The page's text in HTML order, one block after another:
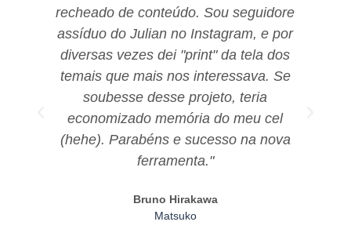
recheado de conteúdo. Sou seguidore
assíduo do Julian no Instagram, e por
diversas vezes dei "print" da tela dos
temais que mais nos interessava. Se
soubesse desse projeto, teria
economizado memória do meu cel
(hehe). Parabéns e sucesso na nova
ferramenta."
Bruno Hirakawa
Matsuko